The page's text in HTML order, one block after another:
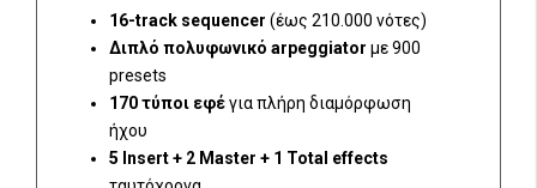
16-track sequencer (έως 210.000 νότες)
Διπλό πολυφωνικό arpeggiator με 900
presets
170 τύποι εφέγια πλήρη διαμόρφωση
ήχου
5 Insert + 2 Master + 1 Total effects